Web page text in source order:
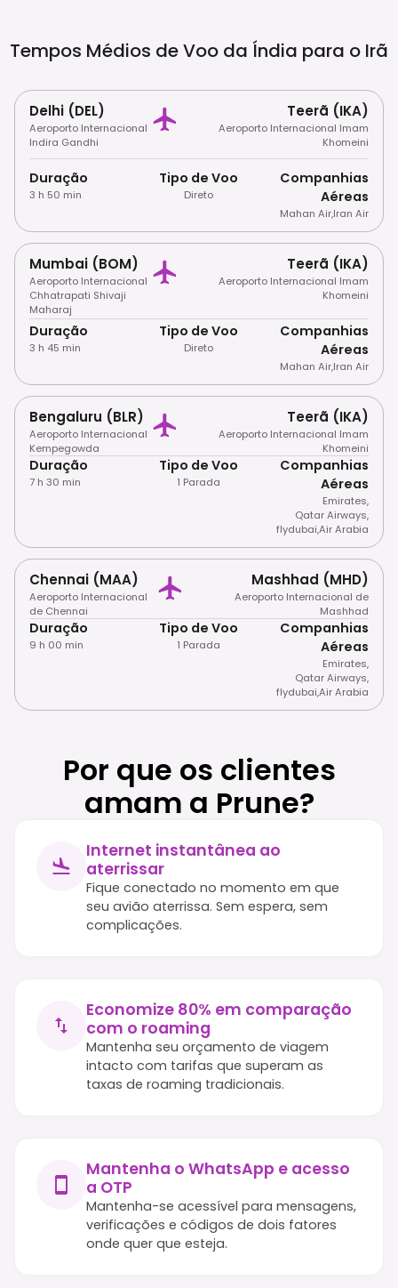
Proibição De Álcool São Aplicados. Cartões
De Crédito/débito Internacionais Não São
Essencial.
Tempos Médios de Voo da Índia para o Irã
Delhi (DEL)
Aeroporto Internacional
Indira Gandhi
Teerã (IKA)
Aeroporto Internacional Imam
Khomeini
Duração
3 h 50 min
Tipo de Voo
Direto
Companhias
Aéreas
Mahan Air,Iran Air
Mumbai (BOM)
Aeroporto Internacional
Chhatrapati Shivaji
Maharaj
Teerã (IKA)
Aeroporto Internacional Imam
Khomeini
Duração
3 h 45 min
Tipo de Voo
Direto
Companhias
Aéreas
Mahan Air,Iran Air
Bengaluru (BLR)
Aeroporto Internacional
Kempegowda
Teerã (IKA)
Aeroporto Internacional Imam
Khomeini
Duração
7 h 30 min
Tipo de Voo
1 Parada
Companhias
Aéreas
Emirates,
Qatar Airways,
flydubai,Air Arabia
Chennai (MAA)
Aeroporto Internacional
de Chennai
Mashhad (MHD)
Aeroporto Internacional de
Mashhad
Duração
9 h 00 min
Tipo de Voo
1 Parada
Companhias
Aéreas
Emirates,
Qatar Airways,
flydubai,Air Arabia
Por que os clientes
amam a Prune?
Internet instantânea ao
aterrissar
Fique conectado no momento em que
seu avião aterrissa. Sem espera, sem
complicações.
Economize 80% em comparação
com o roaming
Mantenha seu orçamento de viagem
intacto com tarifas que superam as
taxas de roaming tradicionais.
Mantenha o WhatsApp e acesso
a OTP
Mantenha-se acessível para mensagens,
verificações e códigos de dois fatores
onde quer que esteja.